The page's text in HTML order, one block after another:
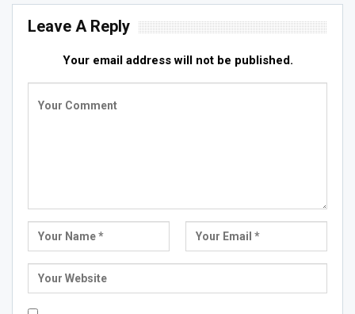
Leave A Reply
Your email address will not be published.